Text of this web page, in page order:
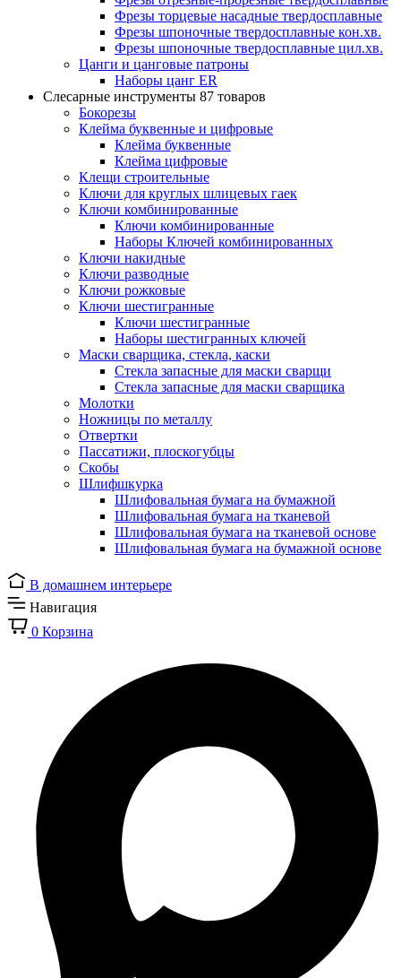
Фрезы торцевые насадные твердосплавные
Фрезы шпоночные твердосплавные кон.хв.
Фрезы шпоночные твердосплавные цил.хв.
Цанги и цанговые патроны
Наборы цанг ER
Слесарные инструменты 87 товаров
Бокорезы
Клейма буквенные и цифровые
Клейма буквенные
Клейма цифровые
Клещи строительные
Ключи для круглых шлицевых гаек
Ключи комбинированные
Ключи комбинированные
Наборы Ключей комбинированных
Ключи накидные
Ключи разводные
Ключи рожковые
Ключи шестигранные
Ключи шестигранные
Наборы шестигранных ключей
Маски сварщика, стекла, каски
Стекла запасные для маски сварщи
Стекла запасные для маски сварщика
Молотки
Ножницы по металлу
Отвертки
Пассатижи, плоскогубцы
Скобы
Шлифшкурка
Шлифовальная бумага на бумажной
Шлифовальная бумага на тканевой
Шлифовальная бумага на тканевой основе
Шлифовальная бумага на бумажной основе
В домашнем интерьере
Навигация
0 Корзина